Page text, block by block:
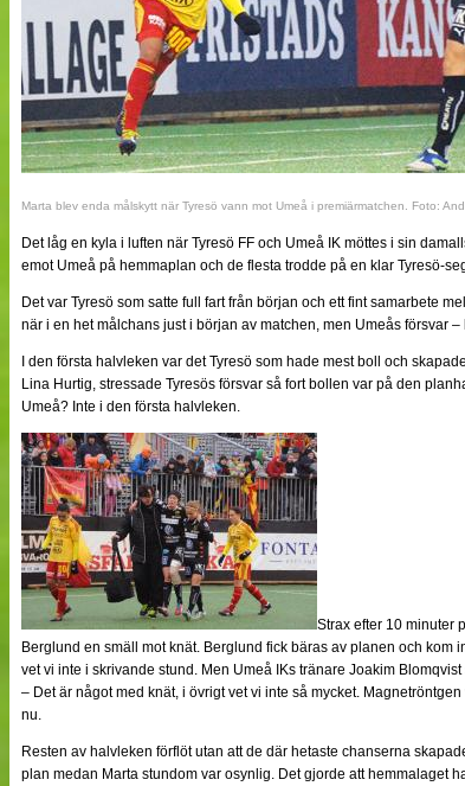
Split vision
Marta blev enda målskytt när Tyresö vann mot Umeå i premiärmatchen. Foto:
Det låg en kyla i luften när Tyresö FF och Umeå IK möttes i sin
emot Umeå på hemmaplan och de flesta trodde på en klar Tyresö-
Det var Tyresö som satte full fart från början och ett fint samarbete
när i en het målchans just i början av matchen, men Umeås försvar
I den första halvleken var det Tyresö som hade mest boll och
Lina Hurtig, stressade Tyresös försvar så fort bollen var på den
Umeå? Inte i den första halvleken.
Strax efter 10 minuter
Berglund en smäll mot knät. Berglund fick bäras av planen och kom
vet vi inte i skrivande stund. Men Umeå IKs tränare Joakim
– Det är något med knät, i övrigt vet vi inte så mycket.
nu.
Resten av halvleken förflöt utan att de där hetaste chanserna
plan medan Marta stundom var osynlig. Det gjorde att hemmalaget